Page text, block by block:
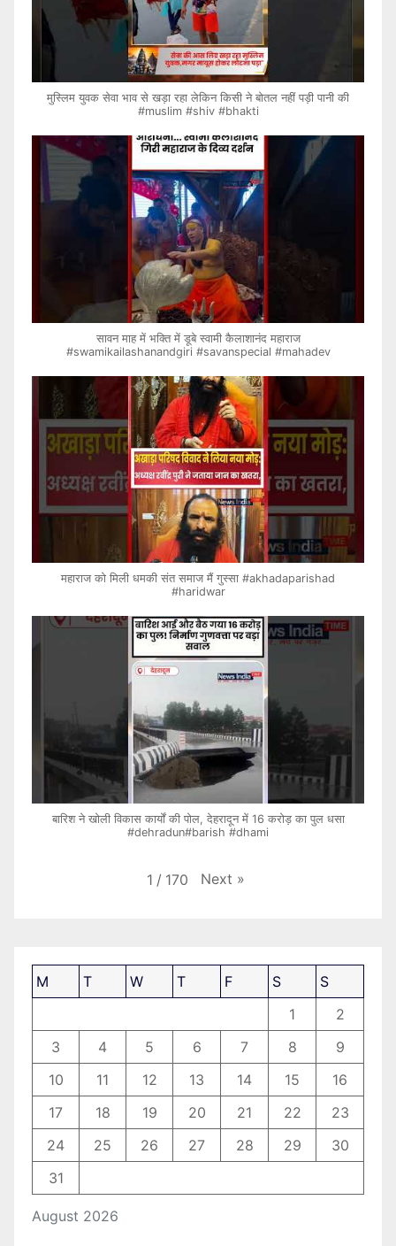
मुस्लिम युवक सेवा भाव से खड़ा रहा लेकिन किसी ने बोतल नहीं पड़ी पानी की
#muslim #shiv #bhakti
सावन माह में भक्ति में डूबे स्वामी कैलाशानंद महाराज
#swamikailashanandgiri #savanspecial #mahadev
महाराज को मिली धमकी संत समाज मैं गुस्सा #akhadaparishad
#haridwar
बारिश ने खोली विकास कार्यों की पोल, देहरादून में 16 करोड़ का पुल धसा
#dehradun#barish #dhami
1 / 170 Next »
August 2026
M T W T F S
S
1
2
3
4 5 6 7 8
9
10
11 12 13 14 15
16
17
18 19 20 21 22
23
24
25 26 27 28 29
30
31